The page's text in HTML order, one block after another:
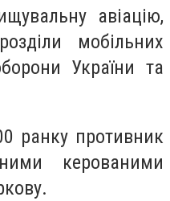
авіацію,
мобільних
України та
ранку противник
керованими